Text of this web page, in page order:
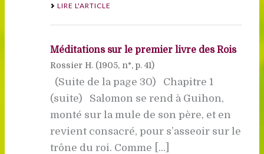
LIRE L'ARTICLE
Méditations sur le premier livre des Rois
Rossier H. (1905, n°, p. 41)
(Suite de la page 30) Chapitre 1
(suite) Salomon se rend à Guihon,
monté sur la mule de son père, et en
revient consacré, pour s’asseoir sur le
trône du roi. Comme [...]